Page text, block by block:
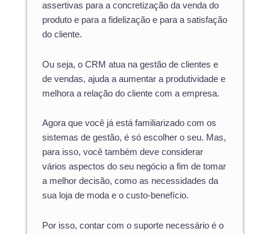
assertivas para a concretização da venda do
produto e para a fidelização e para a satisfação
do cliente.
Ou seja, o CRM atua na gestão de clientes e
de vendas, ajuda a aumentar a produtividade e
melhora a relação do cliente com a empresa.
Agora que você já está familiarizado com os
sistemas de gestão, é só escolher o seu. Mas,
para isso, você também deve considerar
vários aspectos do seu negócio a fim de tomar
a melhor decisão, como as necessidades da
sua loja de moda e o custo-benefício.
Por isso, contar com o suporte necessário é o